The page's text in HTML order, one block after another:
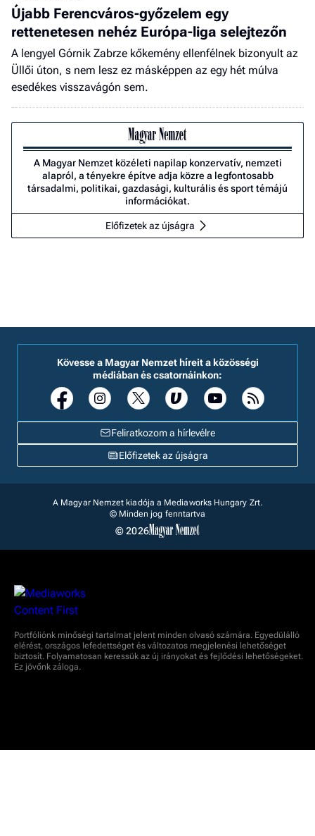
Újabb Ferencváros-győzelem egy
rettenetesen nehéz Európa-liga selejtezőn
A lengyel Górnik Zabrze kőkemény ellenfélnek bizonyult az
Üllői úton, s nem lesz ez másképpen az egy hét múlva
esedékes visszavágón sem.
A Magyar Nemzet közéleti napilap konzervatív, nemzeti
alapról, a tényekre építve adja közre a legfontosabb
társadalmi, politikai, gazdasági, kulturális és sport témájú
információkat.
Előfizetek az újságra
Feliratkozom a hírlevélre
Kövesse a Magyar Nemzet híreit a közösségi
médiában és csatornáinkon:
Előfizetek az újságra
A Magyar Nemzet kiadója a Mediaworks Hungary Zrt.
© Minden jog fenntartva
© 2026
Portfóliónk minőségi tartalmat jelent minden olvasó számára. Egyedülálló
elérést, országos lefedettséget és változatos megjelenési lehetőséget
biztosít. Folyamatosan keressük az új irányokat és fejlődési lehetőségeket.
Ez jövőnk záloga.